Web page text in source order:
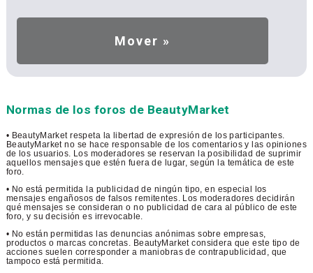
Normas de los foros de BeautyMarket
• BeautyMarket respeta la libertad de expresión de los participantes.
BeautyMarket no se hace responsable de los comentarios y las opiniones
de los usuarios. Los moderadores se reservan la posibilidad de suprimir
aquellos mensajes que estén fuera de lugar, según la temática de este
foro.
• No está permitida la publicidad de ningún tipo, en especial los
mensajes engañosos de falsos remitentes. Los moderadores decidirán
qué mensajes se consideran o no publicidad de cara al público de este
foro, y su decisión es irrevocable.
• No están permitidas las denuncias anónimas sobre empresas,
productos o marcas concretas. BeautyMarket considera que este tipo de
acciones suelen corresponder a maniobras de contrapublicidad, que
tampoco está permitida.